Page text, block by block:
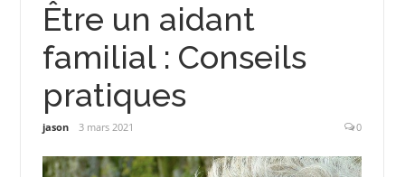
Être un aidant
familial : Conseils
pratiques
jason 3 mars 2021 0